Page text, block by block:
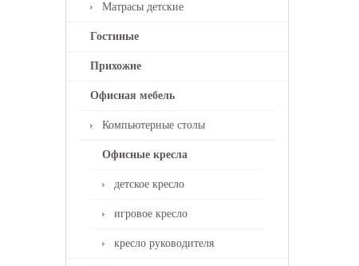
Матрасы детские
Гостиные
Прихожие
Офисная мебель
Компьютерные столы
Офисные кресла
детское кресло
игровое кресло
кресло руководителя